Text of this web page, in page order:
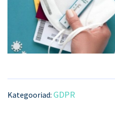
Kategooriad: GDPR